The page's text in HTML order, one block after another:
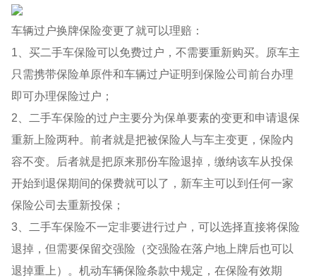
车辆过户换牌保险变更了就可以理赔：
1、买二手车保险可以免费过户，不需要重新购买。原车主
只需携带保险单原件和车辆过户证明到保险公司前台办理
即可办理保险过户；
2、二手车保险的过户主要分为保单要素的变更和申请退保
重新上险两种。前者就是把被保险人与车主变更，保险内
容不变。后者就是把原来那份车险退掉，缴纳该车从投保
开始到退保期间的保费就可以了，新车主可以到任何一家
保险公司去重新投保；
3、二手车保险不一定非要进行过户，可以选择直接将保险
退掉，但需要保留交强险（交强险在落户地上牌后也可以
退掉重上）。机动车辆保险条款中规定，在保险有效期